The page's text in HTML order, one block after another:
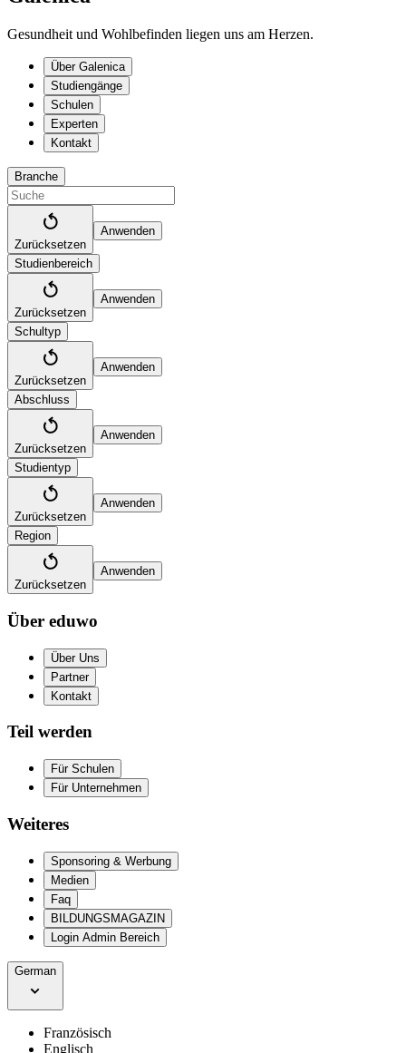
Gesundheit und Wohlbefinden liegen uns am Herzen.
Über Galenica
Studiengänge
Schulen
Experten
Kontakt
Branche
Zurücksetzen
Anwenden
Studienbereich
Zurücksetzen
Anwenden
Schultyp
Zurücksetzen
Anwenden
Abschluss
Zurücksetzen
Anwenden
Studientyp
Zurücksetzen
Anwenden
Region
Zurücksetzen
Anwenden
Über eduwo
Über Uns
Partner
Kontakt
Teil werden
Für Schulen
Für Unternehmen
Weiteres
Sponsoring & Werbung
Medien
Faq
BILDUNGSMAGAZIN
Login Admin Bereich
German
Französisch
Englisch